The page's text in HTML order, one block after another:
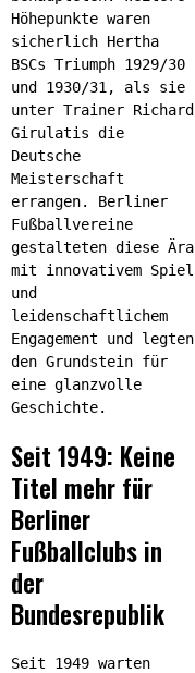
Höhepunkte waren
sicherlich Hertha
BSCs Triumph 1929/30
und 1930/31, als sie
unter Trainer Richard
Girulatis die
Deutsche
Meisterschaft
errangen. Berliner
Fußballvereine
gestalteten diese Ära
mit innovativem Spiel
und
leidenschaftlichem
Engagement und legten
den Grundstein für
eine glanzvolle
Geschichte.
Seit 1949: Keine
Titel mehr für
Berliner
Fußballclubs in
der
Bundesrepublik
Seit 1949 warten